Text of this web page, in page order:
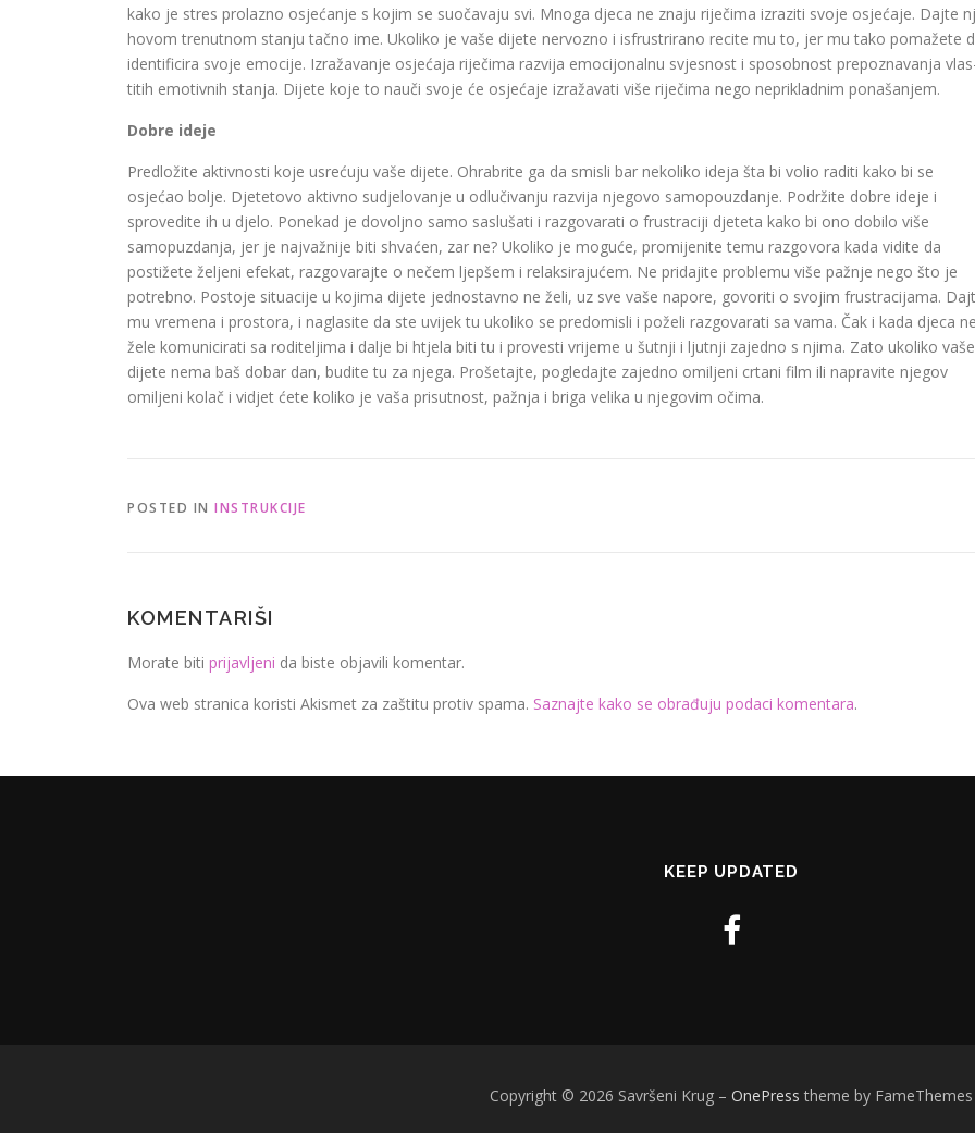
kako je stres prolazno osjećanje s kojim se suočavaju svi. Mnoga djeca ne znaju riječima izraziti svoje osjećaje. Dajte
hovom trenutnom stanju tačno ime. Ukoliko je vaše dijete ner­vozno i isfrustrirano recite mu to, jer mu tako pomažete
identificira svoje emocije. Izražavanje osjećaja riječima razvija emocijonalnu svjesnost i sposobnost prepoznavanja
titih emotivnih stanja. Dijete koje to nauči svoje će osjećaje izražavati više riječima nego ne­prikladnim ponašanjem.
Dobre ideje
Predložite aktivnosti koje usrećuju vaše dijete. Ohrabrite ga da smisli bar nekoliko ideja šta bi volio raditi kako bi se
osjećao bolje. Djetetovo aktivno sudjelovanje u odlučivanju raz­vija njegovo samopouzdanje. Podržite dobre ideje i
sprovedite ih u djelo. Ponekad je dovoljno samo saslušati i razgovarati o frustraciji djeteta kako bi ono dobilo više
samopuzdanja, jer je najvažnije biti shvaćen, zar ne? Ukoliko je moguće, promi­jenite temu razgovora kada vi­dite da
postižete željeni efekat, razgovarajte o nečem ljepšem i relaksirajućem. Ne pridajite problemu više pažnje nego što je
potrebno. Postoje situacije u kojima dijete jednostavno ne želi, uz sve vaše napore, govoriti o svojim frus­tracijama.
mu vremena i prostora, i naglasite da ste uvijek tu ukoliko se predomisli i poželi razgovara­ti sa vama. Čak i kada djeca
žele komunicirati sa roditeljima i dalje bi htjela biti tu i provesti vrijeme u šutnji i ljutnji zajedno s njima. Zato ukoliko vaše
dijete nema baš dobar dan, budite tu za njega. Prošetajte, pogledajte zajedno omiljeni crtani film ili napravite njegov
omiljeni kolač i vidjet ćete koliko je vaša prisutnost, pažnja i briga velika u njegovim očima.
POSTED IN INSTRUKCIJE
KOMENTARIŠI
Morate biti prijavljeni da biste objavili komentar.
Ova web stranica koristi Akismet za zaštitu protiv spama. Saznajte kako se obrađuju podaci komentara.
KEEP UPDATED
Copyright © 2026 Savršeni Krug – OnePress theme by FameThemes